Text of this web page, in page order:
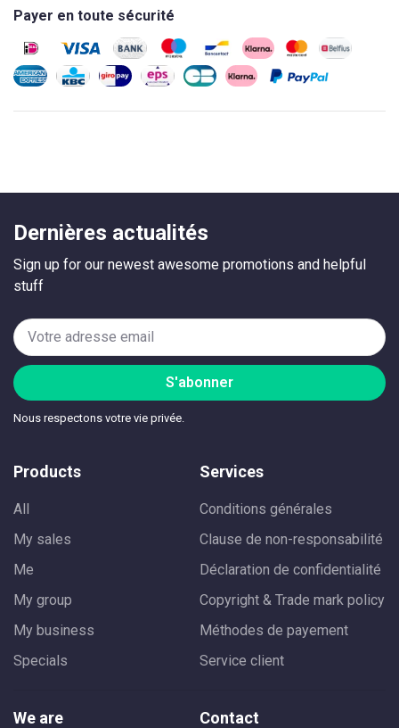
Payer en toute sécurité
Dernières actualités
Sign up for our newest awesome promotions and helpful
stuff
S'abonner
Nous respectons votre vie privée.
Products
All
My sales
Me
My group
My business
Specials
Services
Conditions générales
Clause de non-responsabilité
Déclaration de confidentialité
Copyright & Trade mark policy
Méthodes de payement
Service client
We are Contact